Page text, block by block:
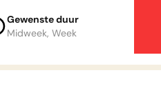
Gewenste duur
Midweek, Week